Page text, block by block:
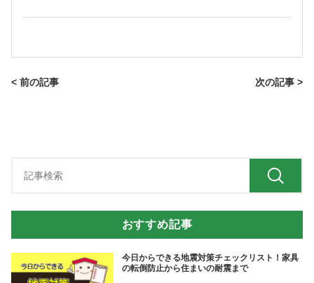
< 前の記事 次の記事 >
おすすめ記事
今日からできる地震対策チェックリスト！家具
の転倒防止から住まいの耐震まで